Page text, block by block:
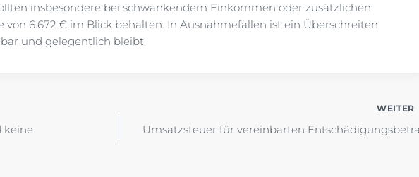
insbesondere bei schwankendem Einkommen oder zusätzlichen
von 6.672 € im Blick behalten. In Ausnahmefällen ist ein Überschreiten
und gelegentlich bleibt.
keine
WEITER
Umsatzsteuer für vereinbarten